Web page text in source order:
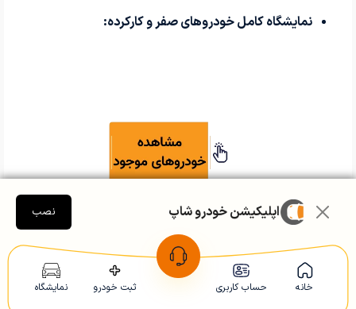
نمایشگاه کامل خودروهای صفر و کارکرده:
معاوضه هوشمند با سایر مدل‌ها:
خانه حساب کاربری ثبت خودرو نمایشگاه
اپلیکیشن خودرو شاپ نصب